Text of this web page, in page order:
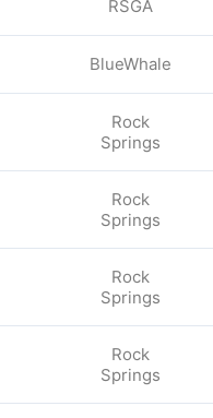
RSGA
BlueWhale
Rock
Springs
Rock
Springs
Rock
Springs
Rock
Springs